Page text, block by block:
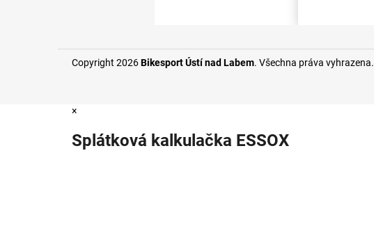
Copyright 2026Bikesport Ústí nad Labem. Všechna práva vyhrazena.
×
Splátková kalkulačka ESSOX